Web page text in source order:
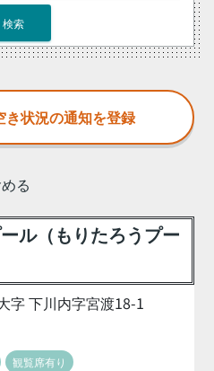
る
ル（もりたろうプー
字 下川内字宮渡18-1
観覧席有り
検索